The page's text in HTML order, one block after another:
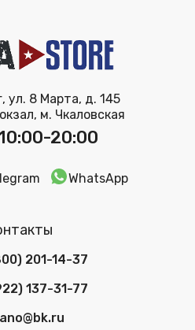
ул. 8 Марта, д. 145
м. Чкаловская
20:00
WhatsApp
201-14-37
137-31-77